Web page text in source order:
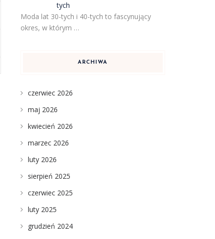
tych
Moda lat 30-tych i 40-tych to fascynujący
okres, w którym …
ARCHIWA
czerwiec 2026
maj 2026
kwiecień 2026
marzec 2026
luty 2026
sierpień 2025
czerwiec 2025
luty 2025
grudzień 2024